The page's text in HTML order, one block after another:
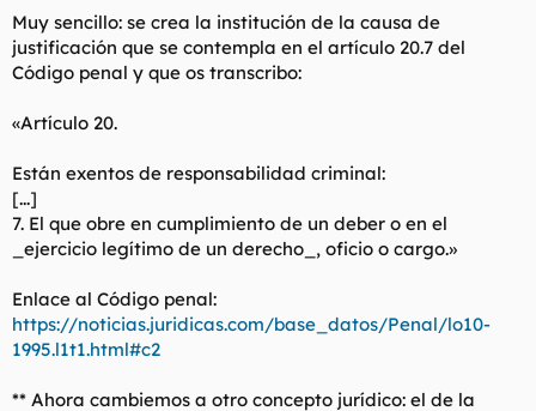
Muy sencillo: se crea la institución de la causa de
justificación que se contempla en el artículo 20.7 del
Código penal y que os transcribo:
«Artículo 20.
Están exentos de responsabilidad criminal:
[...]
7. El que obre en cumplimiento de un deber o en el
_ejercicio legítimo de un derecho_, oficio o cargo.»
Enlace al Código penal:
https://noticias.juridicas.com/base_datos/Penal/lo10-
1995.l1t1.html#c2
** Ahora cambiemos a otro concepto jurídico: el de la